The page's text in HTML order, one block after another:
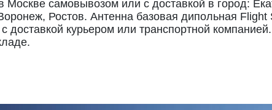
Москве самовывозом или с доставкой в город:
Ростов. Антенна базовая дипольная
доставкой курьером или транспортной